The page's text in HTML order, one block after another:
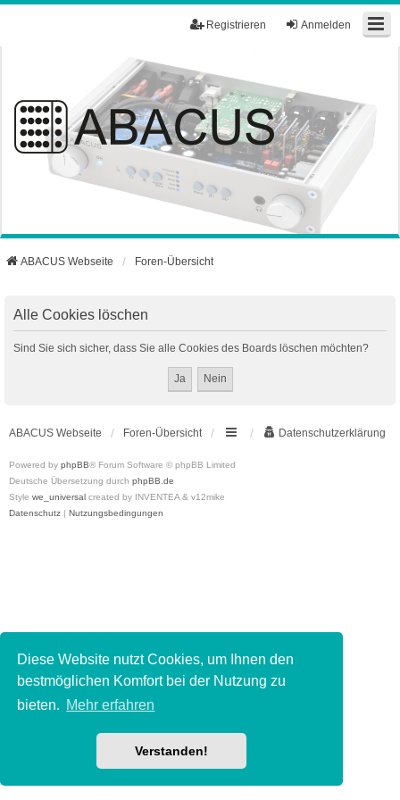
Diese Website nutzt Cookies, um Ihnen den
bestmöglichen Komfort bei der Nutzung zu
bieten. Mehr erfahren
Verstanden!
Anmelden
Registrieren
ABACUS Webseite Foren-Übersicht
Alle Cookies löschen
Sind Sie sich sicher, dass Sie alle Cookies des Boards löschen möchten?
ABACUS Webseite Foren-Übersicht Datenschutzerklärung
Powered by phpBB® Forum Software © phpBB Limited
Deutsche Übersetzung durch phpBB.de
Style we_universal created by INVENTEA & v12mike
Datenschutz | Nutzungsbedingungen